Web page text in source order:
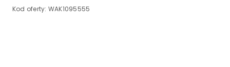
Kod oferty: WAK1095555